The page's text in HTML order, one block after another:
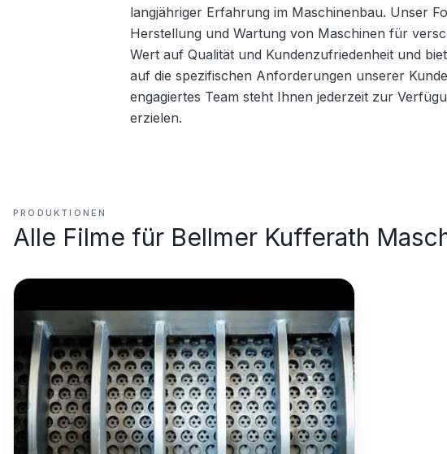
langjähriger Erfahrung im Maschinenbau. Unser
Herstellung und Wartung von Maschinen für
Wert auf Qualität und Kundenzufriedenheit und
auf die spezifischen Anforderungen unserer
engagiertes Team steht Ihnen jederzeit zur
erzielen.
PRODUKTIONEN
Alle Filme für Bellmer Kufferath